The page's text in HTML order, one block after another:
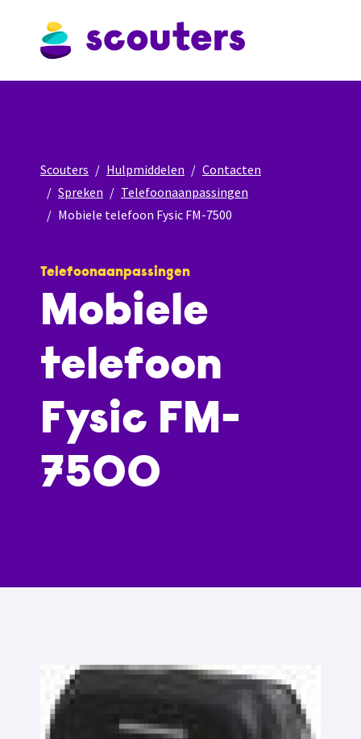
Scouters Hulpmiddelen
Contacten
Spreken
Telefoonaanpassingen
Mobiele telefoon Fysic FM-7500
Telefoonaanpassingen
Mobiele
telefoon
Fysic FM-
7500